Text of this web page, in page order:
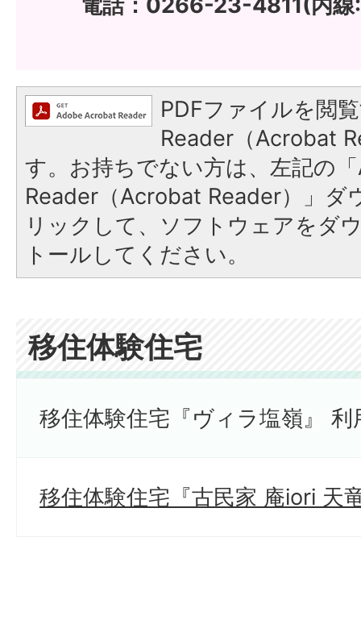
PDFファイルを閲
Reader（Acrobat
す。お持ちでない方は、左記の
Reader（Acrobat Reader）」ダ
リックして、ソフトウェアをダ
トールしてください。
移住体験住宅
移住体験住宅『ヴィラ塩嶺』 利
移住体験住宅『古民家 庵iori 天